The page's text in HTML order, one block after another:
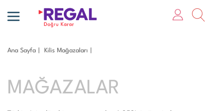
Ana Sayfa Ki̇li̇s Mağazaları
MAĞAZALAR